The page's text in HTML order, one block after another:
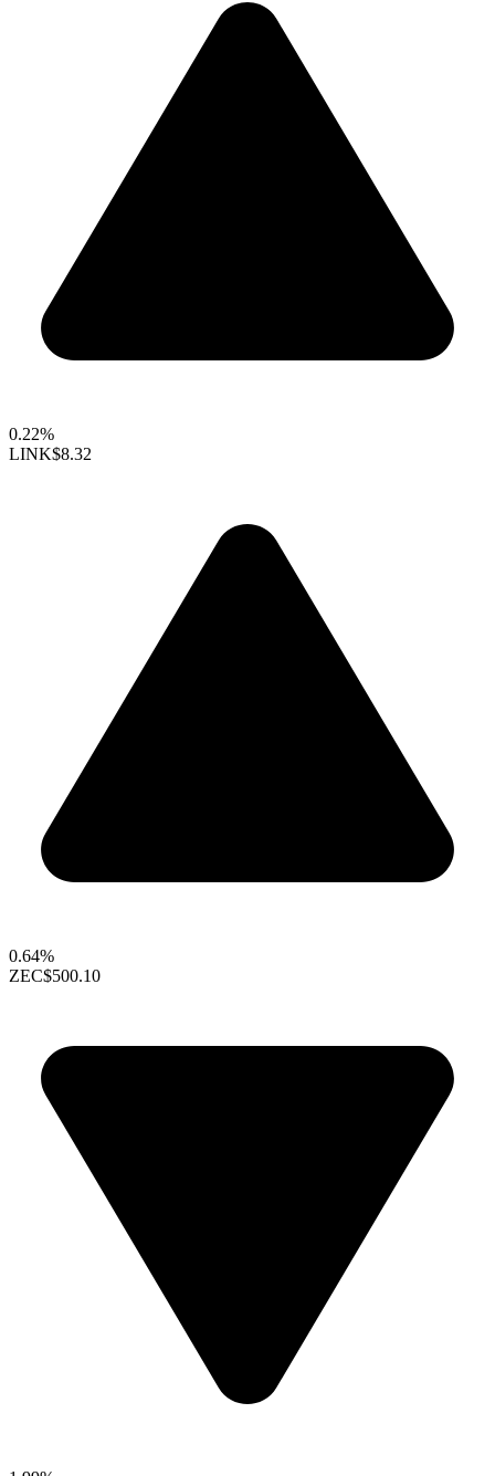
0.22%
LINK$8.32
0.64%
ZEC$500.10